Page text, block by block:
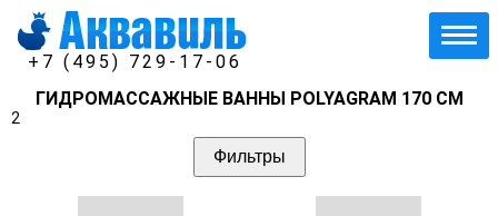
+7 (495) 729-17-06
ГИДРОМАССАЖНЫЕ ВАННЫ POLYAGRAM 170 СМ
2
Фильтры